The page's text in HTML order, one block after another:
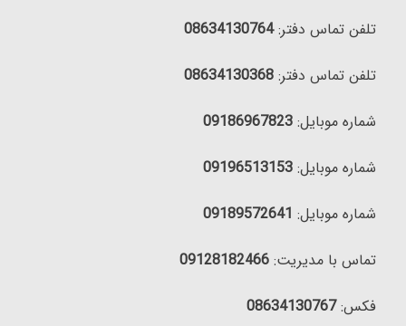
تلفن تماس دفتر:08634130764
تلفن تماس دفتر:08634130368
شماره موبایل:09186967823
شماره موبایل:09196513153
شماره موبایل: 09189572641
تماس با مدیریت:09128182466
فکس:08634130767